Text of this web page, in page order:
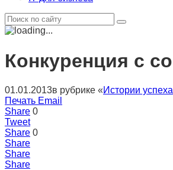
Конкуренция с
01.01.2013в рубрике «Истории успеха
Печать Email
Share 0
Tweet
Share 0
Share
Share
Share